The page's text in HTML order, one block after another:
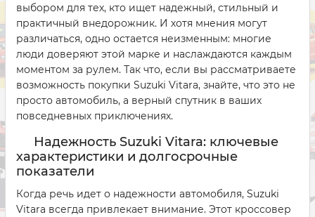
выбором для тех, кто ищет надежный, стильный и
практичный внедорожник. И хотя мнения могут
различаться, одно остается неизменным: многие
люди доверяют этой марке и наслаждаются каждым
моментом за рулем. Так что, если вы рассматриваете
возможность покупки Suzuki Vitara, знайте, что это не
просто автомобиль, а верный спутник в ваших
повседневных приключениях.
Надежность Suzuki Vitara: ключевые
характеристики и долгосрочные
показатели
Когда речь идет о надежности автомобиля, Suzuki
Vitara всегда привлекает внимание. Этот кроссовер